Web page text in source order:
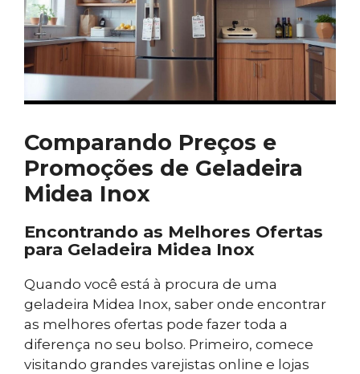
Comparando Preços e
Promoções de Geladeira
Midea Inox
Encontrando as Melhores Ofertas
para Geladeira Midea Inox
Quando você está à procura de uma
geladeira Midea Inox, saber onde encontrar
as melhores ofertas pode fazer toda a
diferença no seu bolso. Primeiro, comece
visitando grandes varejistas online e lojas